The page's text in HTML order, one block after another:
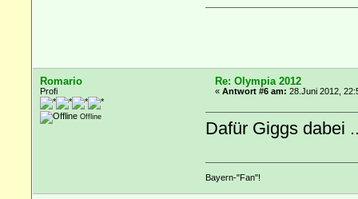
Romario
Profi
Offline
Re: Olympia 2012
«Antwort #6 am: 28.Juni 2012,
Dafür Giggs dabei
Bayern-"Fan"!